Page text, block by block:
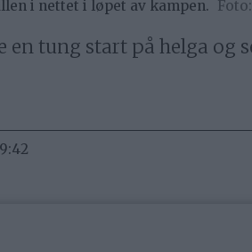
i nettet i løpet av kampen.
en tung start på helga og